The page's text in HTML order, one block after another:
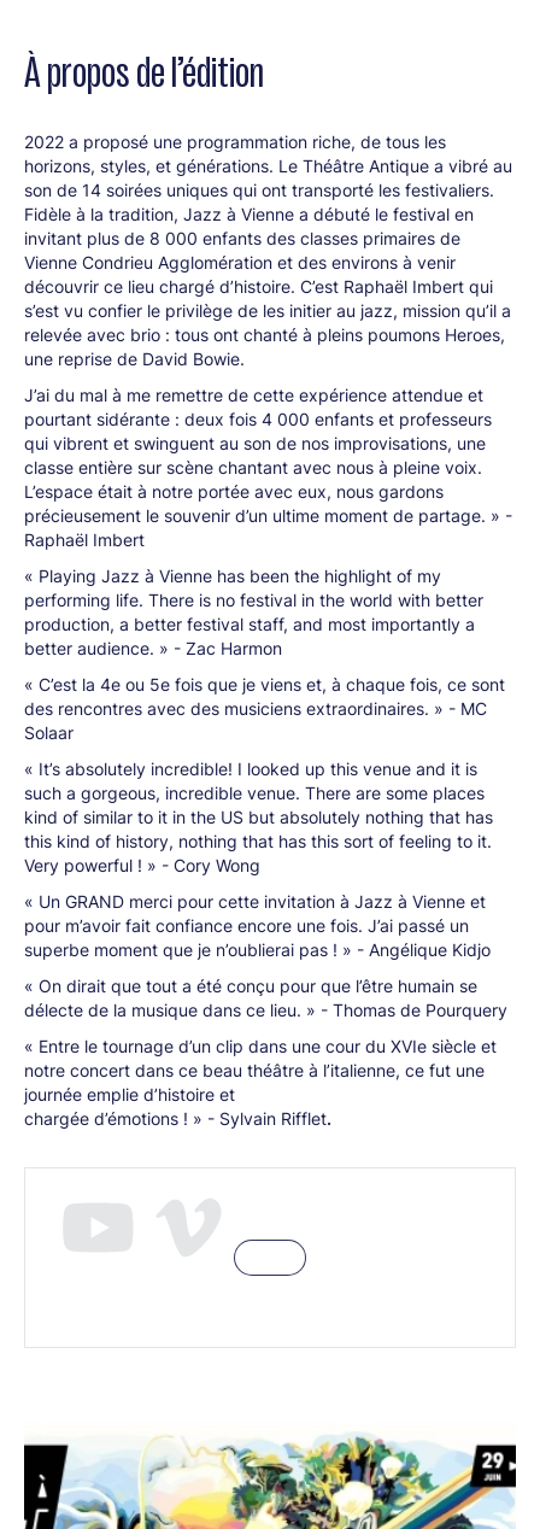
À propos de l’édition
2022 a proposé une programmation riche, de tous les
horizons, styles, et générations. Le Théâtre Antique a vibré au
son de 14 soirées uniques qui ont transporté les festivaliers.
Fidèle à la tradition, Jazz à Vienne a débuté le festival en
invitant plus de 8 000 enfants des classes primaires de
Vienne Condrieu Agglomération et des environs à venir
découvrir ce lieu chargé d’histoire. C’est Raphaël Imbert qui
s’est vu confier le privilège de les initier au jazz, mission qu’il a
relevée avec brio : tous ont chanté à pleins poumons Heroes,
une reprise de David Bowie.
J’ai du mal à me remettre de cette expérience attendue et
pourtant sidérante : deux fois 4 000 enfants et professeurs
qui vibrent et swinguent au son de nos improvisations, une
classe entière sur scène chantant avec nous à pleine voix.
L’espace était à notre portée avec eux, nous gardons
précieusement le souvenir d’un ultime moment de partage. » -
Raphaël Imbert
« Playing Jazz à Vienne has been the highlight of my
performing life. There is no festival in the world with better
production, a better festival staff, and most importantly a
better audience. » - Zac Harmon
« C’est la 4e ou 5e fois que je viens et, à chaque fois, ce sont
des rencontres avec des musiciens extraordinaires. » - MC
Solaar
« It’s absolutely incredible! I looked up this venue and it is
such a gorgeous, incredible venue. There are some places
kind of similar to it in the US but absolutely nothing that has
this kind of history, nothing that has this sort of feeling to it.
Very powerful ! » - Cory Wong
« Un GRAND merci pour cette invitation à Jazz à Vienne et
pour m’avoir fait confiance encore une fois. J’ai passé un
superbe moment que je n’oublierai pas ! » - Angélique Kidjo
« On dirait que tout a été conçu pour que l’être humain se
délecte de la musique dans ce lieu. » - Thomas de Pourquery
« Entre le tournage d’un clip dans une cour du XVIe siècle et
notre concert dans ce beau théâtre à l’italienne, ce fut une
journée emplie d’histoire et
chargée d’émotions ! » - Sylvain Rifflet.